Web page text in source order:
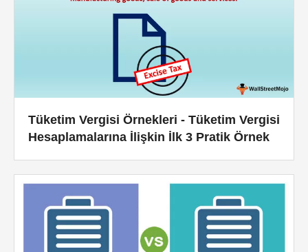
Tüketim Vergisi Örnekleri - Tüketim Vergisi
Hesaplamalarına İlişkin İlk 3 Pratik Örnek